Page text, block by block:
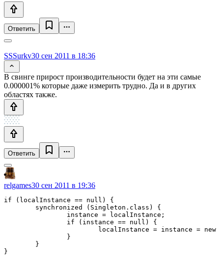
Ответить
SSSurkv30 сен 2011 в 18:36
В свинге прирост производительности будет на эти самые
0.000001% которые даже измерить трудно. Да и в других
областях также.
Ответить
relgames30 сен 2011 в 19:36
if (localInstance == null) {